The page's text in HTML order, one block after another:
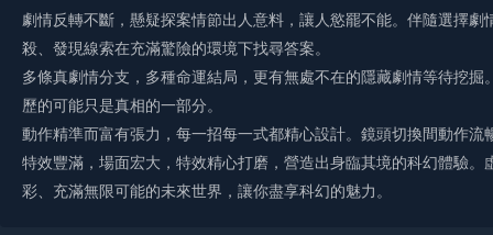
劇情反轉不斷，懸疑探案情節出人意料，讓人慾罷不能。伴隨選擇
殺、發現線索在充滿驚險的環境下找尋答案。
多條真劇情分支，多種命運結局，更有無處不在的隱藏劇情等待挖
歷的可能只是真相的一部分。
動作精準而富有張力，每一招每一式都精心設計。鏡頭切換間動作
特效豐滿，場面宏大，特效精心打磨，營造出身臨其境的科幻體驗
彩、充滿無限可能的未來世界，讓你盡享科幻的魅力。